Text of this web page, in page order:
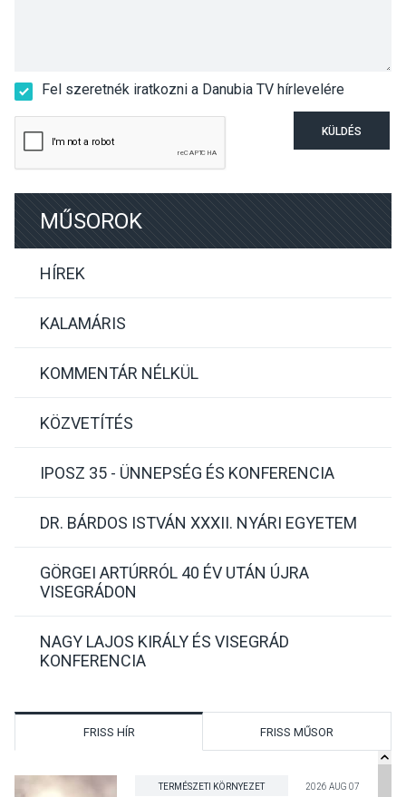
Fel szeretnék iratkozni a Danubia TV hírlevelére
KÜLDÉS
MŰSOROK
HÍREK
KALAMÁRIS
KOMMENTÁR NÉLKÜL
KÖZVETÍTÉS
IPOSZ 35 - ÜNNEPSÉG ÉS KONFERENCIA
DR. BÁRDOS ISTVÁN XXXII. NYÁRI EGYETEM
GÖRGEI ARTÚRRÓL 40 ÉV UTÁN ÚJRA
VISEGRÁDON
NAGY LAJOS KIRÁLY ÉS VISEGRÁD
KONFERENCIA
FRISS HÍR FRISS MŰSOR
TERMÉSZETI KÖRNYEZET 2026 AUG 07